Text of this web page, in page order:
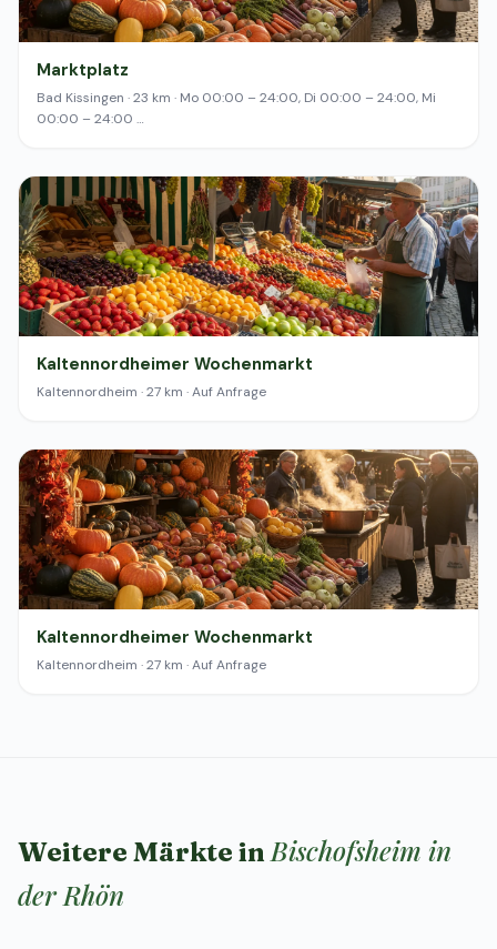
Marktplatz
Bad Kissingen · 23 km · Mo 00:00 – 24:00, Di 00:00 – 24:00, Mi
00:00 – 24:00 …
Kaltennordheimer Wochenmarkt
Kaltennordheim · 27 km · Auf Anfrage
Kaltennordheimer Wochenmarkt
Kaltennordheim · 27 km · Auf Anfrage
Weitere Märkte inBischofsheim in
der Rhön